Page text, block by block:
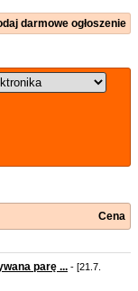
darmowe ogłoszenie
Cena
parę ... - [21.7.